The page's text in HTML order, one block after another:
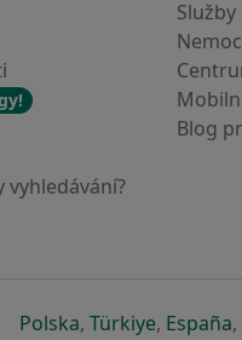
vyhledávání?
Služby
Blog
Polskase otevře v nové
, Türkiyese
, España,